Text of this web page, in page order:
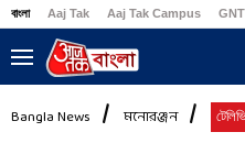
বাংলা Aaj Tak Aaj Tak Campus
Bangla News মনোরঞ্জন